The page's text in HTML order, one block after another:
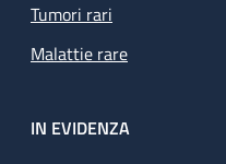
Tumori rari
Malattie rare
IN EVIDENZA